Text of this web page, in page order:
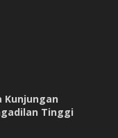
Kunjungan
Tinggi